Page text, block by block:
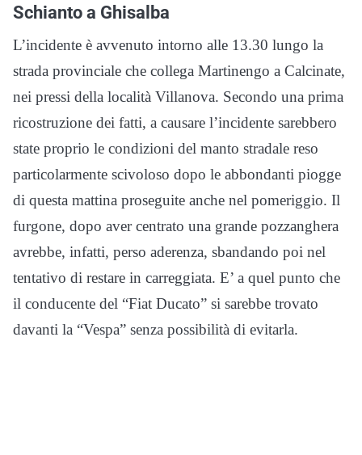
Schianto a Ghisalba
L’incidente è avvenuto intorno alle 13.30 lungo la
strada provinciale che collega Martinengo a Calcinate,
nei pressi della località Villanova. Secondo una prima
ricostruzione dei fatti, a causare l’incidente sarebbero
state proprio le condizioni del manto stradale reso
particolarmente scivoloso dopo le abbondanti piogge
di questa mattina proseguite anche nel pomeriggio. Il
furgone, dopo aver centrato una grande pozzanghera
avrebbe, infatti, perso aderenza, sbandando poi nel
tentativo di restare in carreggiata. E’ a quel punto che
il conducente del “Fiat Ducato” si sarebbe trovato
davanti la “Vespa” senza possibilità di evitarla.